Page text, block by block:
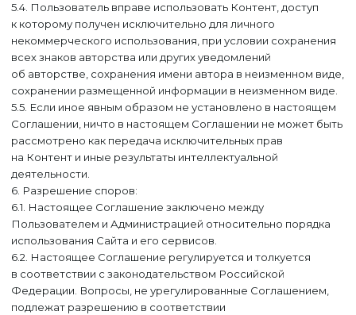
5.4. Пользователь вправе использовать Контент, доступ
к которому получен исключительно для личного
некоммерческого использования, при условии сохранения
всех знаков авторства или других уведомлений
об авторстве, сохранения имени автора в неизменном виде,
сохранении размещенной информации в неизменном виде.
5.5. Если иное явным образом не установлено в настоящем
Соглашении, ничто в настоящем Соглашении не может быть
рассмотрено как передача исключительных прав
на Контент и иные результаты интеллектуальной
деятельности.
6. Разрешение споров:
6.1. Настоящее Соглашение заключено между
Пользователем и Администрацией относительно порядка
использования Сайта и его сервисов.
6.2. Настоящее Соглашение регулируется и толкуется
в соответствии с законодательством Российской
Федерации. Вопросы, не урегулированные Соглашением,
подлежат разрешению в соответствии